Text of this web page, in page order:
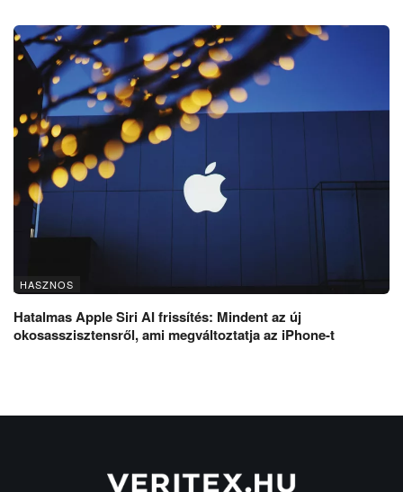
HASZNOS
Hatalmas Apple Siri AI frissítés: Mindent az új
okosasszisztensről, ami megváltoztatja az iPhone-t